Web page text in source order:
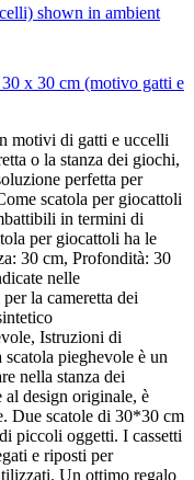
x 30 cm (motivo gatti e
motivi di gatti e uccelli
o la stanza dei giochi,
perfetta per
scatola per giocattoli
in termini di
per giocattoli ha le
30 cm, Profondità: 30
nelle
la cameretta dei
Istruzioni di
pieghevole è un
nella stanza dei
al design originale, è
Due scatole di 30*30 cm
piccoli oggetti. I cassetti
e riposti per
Un ottimo regalo